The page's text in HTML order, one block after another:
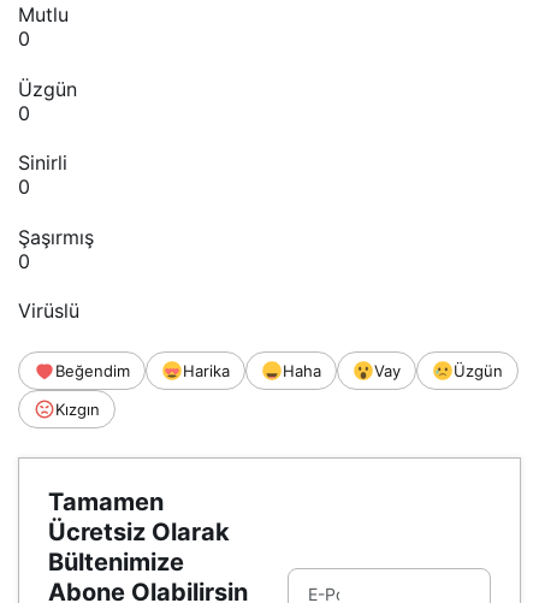
Mutlu
0
Üzgün
0
Sinirli
0
Şaşırmış
0
Virüslü
Beğendim Harika Haha Vay
Üzgün
Kızgın
Tamamen
Ücretsiz Olarak
Bültenimize
Abone Olabilirsin